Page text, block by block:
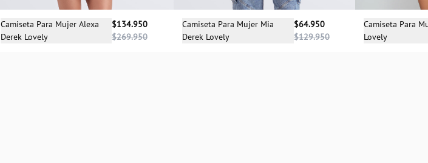
Selecciona una talla
Camiseta Para Mujer Alexa
Derek Lovely
$134.950
$269.950
Selecciona una talla
Camiseta Para Mujer Mia
Derek Lovely
$64.950
$129.950
Camiseta Para
Lovely